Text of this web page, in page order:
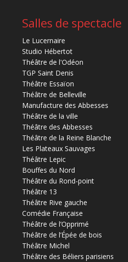
Salles de spectacle
Le Lucernaire
Studio Hébertot
Théâtre de l'Odéon
TGP Saint Denis
Théâtre Essaïon
Théâtre de Belleville
Manufacture des Abbesses
Théâtre de la ville
Théâtre des Abbesses
Théâtre de la Reine Blanche
Les Plateaux Sauvages
Théâtre Lepic
Bouffes du Nord
Théâtre du Rond-point
Théâtre 13
Théâtre Rive gauche
Comédie Française
Théâtre de l’Opprimé
Théâtre de l’Épée de bois
Théâtre Michel
Théâtre des Béliers parisiens